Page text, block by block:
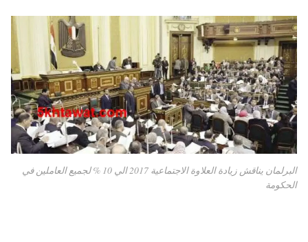
البرلمان يناقش زيادة العلاوة الاجتماعية 2017 الي 10 % لجميع العاملين في
الحكومة